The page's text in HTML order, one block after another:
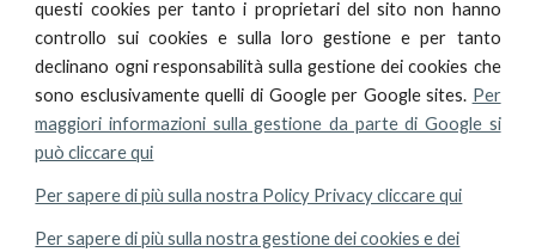
questi cookies per tanto i proprietari del sito non hanno
controllo sui cookies e sulla loro gestione e per tanto
declinano ogni responsabilità sulla gestione dei cookies che
sono esclusivamente quelli di Google per Google sites. Per
maggiori informazioni sulla gestione da parte di Google si
può cliccare qui
Per sapere di più sulla nostra Policy Privacy cliccare qui
Per sapere di più sulla nostra gestione dei cookies e dei